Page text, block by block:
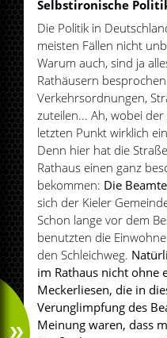
Selbstironische
Die Politik in
meisten Fällen nicht
Warum auch, sind ja
Rathäusern
Verkehrsordnungen,
zuteilen... Ah, wobei
letzten Punkt wirklich
Denn hier hat die
Rathaus einen ganz
bekommen: Die
sich der Kieler
Schon lange vor dem
benutzten die
den Schleichweg.
im Rathaus nicht ohne
Meckerliesen, die in
Verunglimpfung des
Meinung waren, dass